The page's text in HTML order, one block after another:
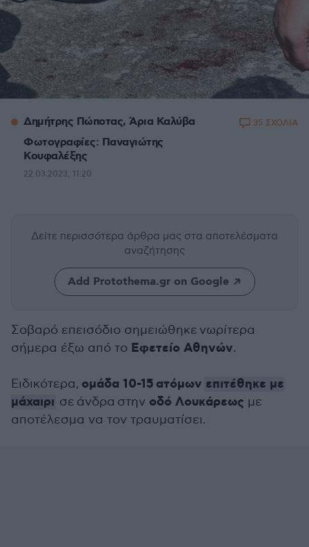
Δημήτρης Πώποτας, Άρια Καλύβα
Φωτογραφίες: Παναγιώτης
Κουφαλέξης
22.03.2023, 11:20
35 ΣΧΟΛΙΑ
Δείτε περισσότερα άρθρα μας στα αποτελέσματα
αναζήτησης
Add Protothema.gr on Google
Σοβαρό επεισόδιο σημειώθηκε νωρίτερα
σήμερα έξω από το Εφετείο Αθηνών.
Ειδικότερα, ομάδα 10-15 ατόμων επιτέθηκε με
μάχαιρι σε άνδρα στην οδό Λουκάρεως με
αποτέλεσμα να τον τραυματίσει.